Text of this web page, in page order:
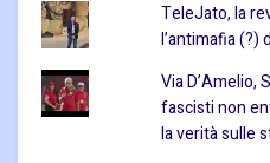
TeleJato, la
l’antimafia (?)
Via D’Amelio,
fascisti non
la verità sulle